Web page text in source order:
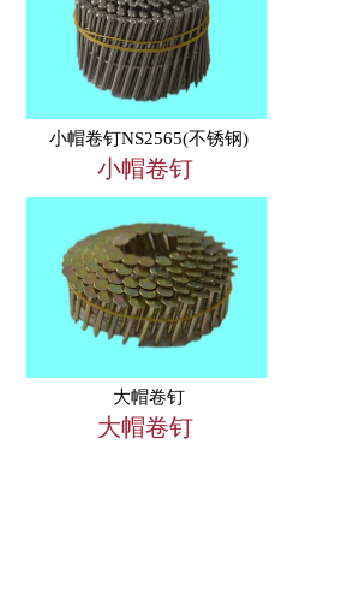
小帽卷钉NS2565(不锈钢)
小帽卷钉
大帽卷钉
大帽卷钉